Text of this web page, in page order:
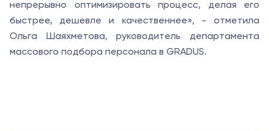
непрерывно оптимизировать процесс, делая его
быстрее, дешевле и качественнее», - отметила
Ольга Шаяхметова, руководитель департамента
массового подбора персонала в GRADUS.